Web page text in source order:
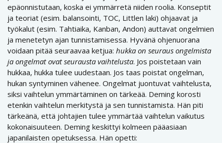
epäonnistutaan, koska ei ymmärretä niiden roolia. Konseptit
ja teoriat (esim. balansointi, TOC, Littlen laki) ohjaavat ja
työkalut (esim. Tahtiaika, Kanban, Andon) auttavat ongelmien
ja menetetyn ajan tunnistamisessa. Hyvänä ohjenuorana
voidaan pitää seuraavaa ketjua: hukka on seuraus ongelmista
ja ongelmat ovat seurausta vaihtelusta. Jos poistetaan vain
hukkaa, hukka tulee uudestaan. Jos taas poistat ongelman,
hukan syntyminen vähenee. Ongelmat juontuvat vaihtelusta,
siksi vaihtelun ymmärtäminen on tärkeää. Deming korosti
etenkin vaihtelun merkitystä ja sen tunnistamista. Hän piti
tärkeänä, että johtajien tulee ymmärtää vaihtelun vaikutus
kokonaisuuteen. Deming keskittyi kolmeen pääasiaan
japanilaisten opetuksessa. Hän opetti: